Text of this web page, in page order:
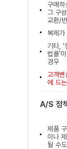
구매
그 구
교환/
복제
기타, '
법률'
경우
고객
에 드
A/S 정
제품
이나
될 수